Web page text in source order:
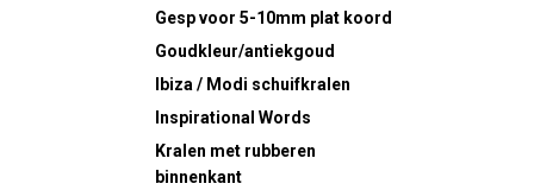
Gesp voor 5-10mm plat koord
Goudkleur/antiekgoud
Ibiza / Modi schuifkralen
Inspirational Words
Kralen met rubberen
binnenkant